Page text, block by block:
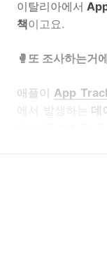
이탈리아에서
책이고요.
🥊또 조사하는거
애플이 App
에서 발생하는
데